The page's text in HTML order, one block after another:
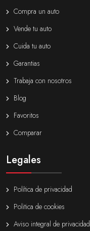
Compra un auto
Vende tu auto
Cuida tu auto
Garantias
Trabaja con nosotros
Blog
Favoritos
Comparar
Legales
Política de privacidad
Politica de cookies
Aviso integral de privacidad